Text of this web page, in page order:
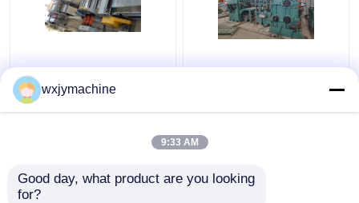
coupe en métal de
longueur de 500mm à
de 3000mm à la
La mouche rotatoire de
de longueur 0,3 - 2 x
1000
wxjymachine
9:33 AM
Good day, what product are you looking
for?